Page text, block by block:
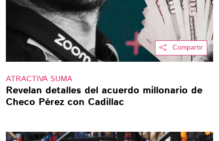
Compartir
ATRACTIVA SUMA
Revelan detalles del acuerdo millonario de
Checo Pérez con Cadillac